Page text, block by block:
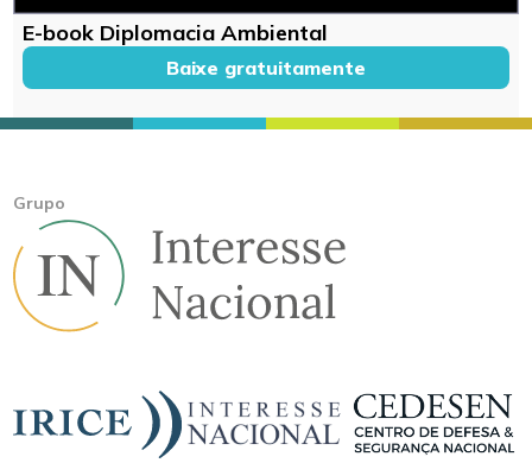
E-book Diplomacia Ambiental
Baixe gratuitamente
Grupo